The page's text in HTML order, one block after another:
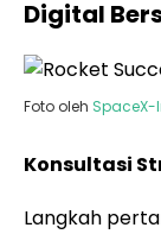
Digital
Foto oleh
Konsultasi
Langkah